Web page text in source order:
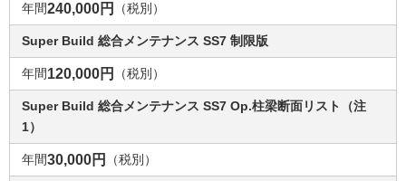
年間240,000円 （税別）
Super Build 総合メンテナンス SS7 制限版
年間120,000円 （税別）
Super Build 総合メンテナンス SS7 Op.柱梁断面リスト（注
1）
年間30,000円 （税別）